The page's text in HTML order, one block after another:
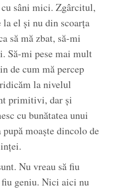
sâni mici. Zgârcitul,
la el și nu din scoarța
să mă zbat, să-mi
Să-mi pese mai mult
de cum mă percep
la nivelul
primitivi, dar și
cu bunătatea unui
moaște dincolo de
Nu vreau să fiu
geniu. Nici aici nu